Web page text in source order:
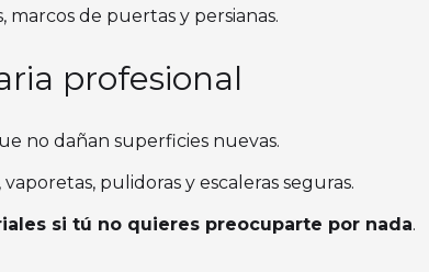
de puertas y persianas.
profesional
no dañan superficies nuevas.
pulidoras y escaleras seguras.
si tú no quieres preocuparte por nada.